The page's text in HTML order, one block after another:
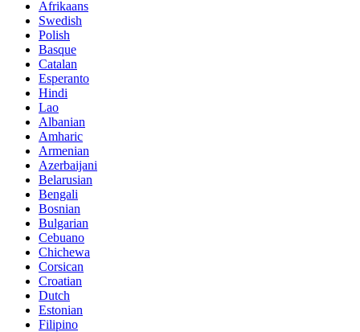
Afrikaans
Swedish
Polish
Basque
Catalan
Esperanto
Hindi
Lao
Albanian
Amharic
Armenian
Azerbaijani
Belarusian
Bengali
Bosnian
Bulgarian
Cebuano
Chichewa
Corsican
Croatian
Dutch
Estonian
Filipino